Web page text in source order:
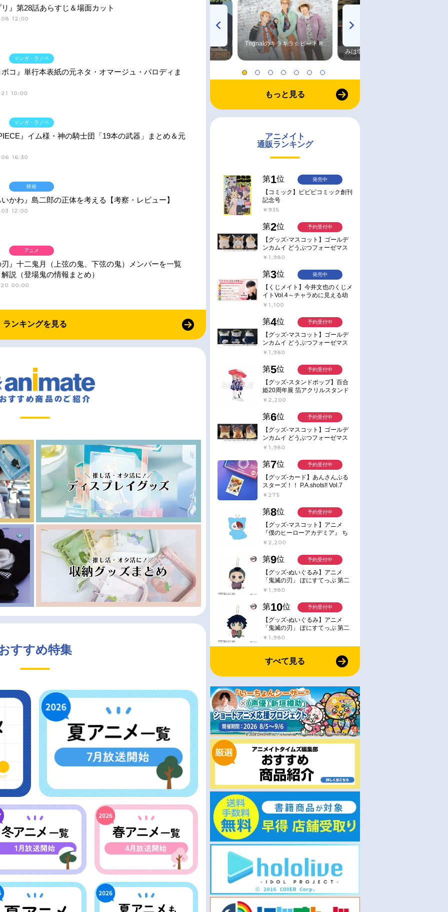
』第28話あらすじ＆場面カット
12:00
コ』単行本表紙の元ネタ・オマージュ・パロディま
10:00
マンガ・ラノベ
』イム様・神の騎士団「19本の武器」まとめ＆元
16:30
マンガ・ラノベ
かわ』島二郎の正体を考える【考察・レビュー】
12:00
映画
』十二鬼月（上弦の鬼、下弦の鬼）メンバーを一覧
説（登場鬼の情報まとめ）
00:00
アニメ
ランキングを見る
すすめ特集
Trignalのキラキラ☆ビートＲ
みは塩だけ
もっと見る
アニメイト
通販ランキング
第1位
【コミック】ビビビコミック創刊
記念号
￥935
発売中
第2位
【グッズ-マスコット】ゴールデ
ンカムイ どうぶつフォーゼマス
コット 4.尾形百之助【再販】
￥1,980
予約受付中
第3位
【くじメイト】今井文也のくじメ
イトVol.4～チャラめに見える幼
馴染、実は一途で独占欲が強いん
￥1,100
発売中
第4位
【グッズ-マスコット】ゴールデ
ンカムイ どうぶつフォーゼマス
コット 5.月島軍曹【再販】
￥1,980
予約受付中
第5位
【グッズ-スタンドポップ】百合
姫20周年展 箔アクリルスタンド
E：あおのなち
￥2,200
予約受付中
第6位
【グッズ-マスコット】ゴールデ
ンカムイ どうぶつフォーゼマス
コット 6.鯉登少尉【再販】
￥1,980
予約受付中
第7位
【グッズ-カード】あんさんぶる
スターズ！！ P.A.shots!! Vol.7
Action
￥275
予約受付中
第8位
【グッズ-マスコット】アニメ
『僕のヒーローアカデミア』 ち
みけもますこっと 7.轟凍焦
￥2,200
予約受付中
第9位
【グッズ-ぬいぐるみ】アニメ
「鬼滅の刃」 ぽにすてっぷ 第二
弾 不死川 玄弥
￥1,980
予約受付中
第10位
【グッズ-ぬいぐるみ】アニメ
「鬼滅の刃」 ぽにすてっぷ 第二
弾 冨岡 義勇
￥1,980
予約受付中
すべて見る